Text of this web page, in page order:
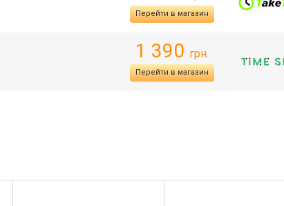
Перейти в магазин
1 390 грн.
Перейти в магазин